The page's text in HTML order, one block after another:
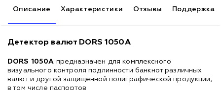
Описание Характеристики Отзывы Поддержка
Детектор валют DORS 1050A
DORS 1050A предназначен для комплексного
визуального контроля подлинности банкнот различных
валют и другой защищенной полиграфической продукции,
в том числе паспортов